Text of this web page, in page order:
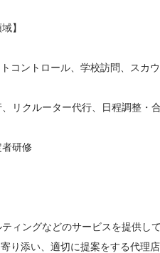
】
コントロール、学校訪問、スカウ
リクルーター代行、日程調整・
者研修
ィングなどのサービスを提供して
り添い、適切に提案をする代理